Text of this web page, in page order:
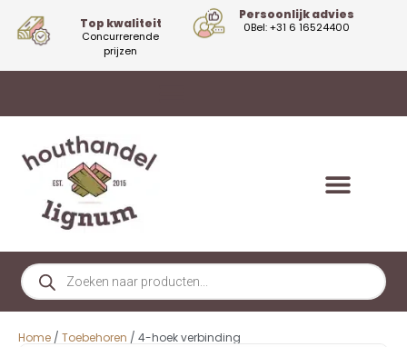
Top kwaliteit
Concurrerende
prijzen
Persoonlijk advies
0Bel: +31 6 16524400
Home / Toebehoren / 4-hoek verbinding